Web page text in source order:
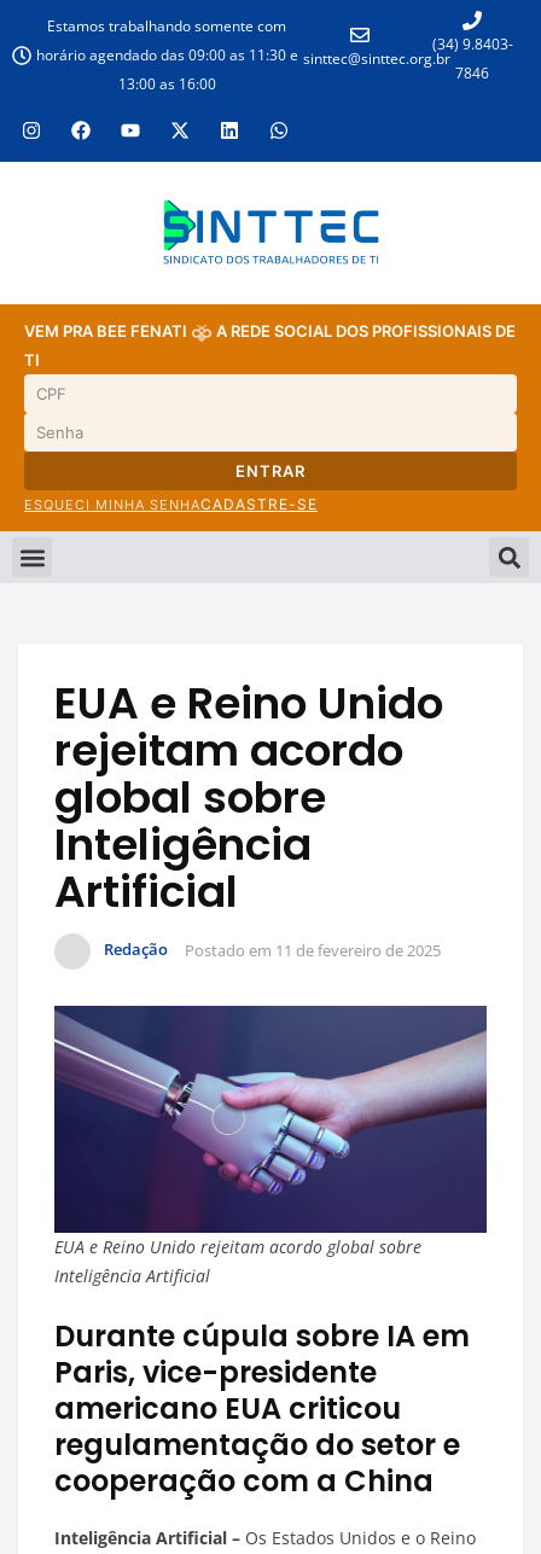
Estamos trabalhando somente com
horário agendado das 09:00 as 11:30 e
13:00 as 16:00
sinttec@sinttec.org.br
(34) 9.8403-
7846
VEM PRA BEE FENATI
A REDE SOCIAL DOS PROFISSIONAIS DE
TI
ENTRAR
ESQUECI MINHA SENHACADASTRE-SE
EUA e Reino Unido
rejeitam acordo
global sobre
Inteligência
Artificial
Redação Postado em 11 de fevereiro de 2025
EUA e Reino Unido rejeitam acordo global sobre
Inteligência Artificial
Durante cúpula sobre IA em
Paris, vice-presidente
americano EUA criticou
regulamentação do setor e
cooperação com a China
Inteligência Artificial – Os Estados Unidos e o Reino